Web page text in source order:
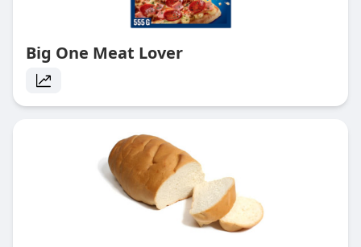
Big One Meat Lover